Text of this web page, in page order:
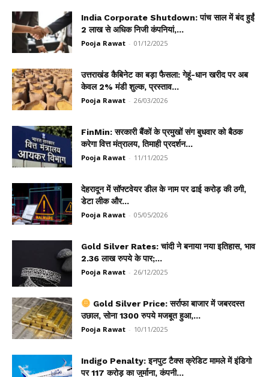
India Corporate Shutdown: पांच साल में बंद हुईं
2 लाख से अधिक निजी कंपनियां,...
Pooja Rawat - 01/12/2025
उत्तराखंड कैबिनेट का बड़ा फैसला: गेहूं-धान खरीद पर अब
केवल 2% मंडी शुल्क, प्रस्ताव...
Pooja Rawat - 26/03/2026
FinMin: सरकारी बैंकों के प्रमुखों संग बुधवार को बैठक
करेगा वित्त मंत्रालय, तिमाही प्रदर्शन...
Pooja Rawat - 11/11/2025
देहरादून में सॉफ्टवेयर डील के नाम पर ढाई करोड़ की ठगी,
डेटा लीक और...
Pooja Rawat - 05/05/2026
Gold Silver Rates: चांदी ने बनाया नया इतिहास, भाव
2.36 लाख रुपये के पार;...
Pooja Rawat - 26/12/2025
Gold Silver Price: सर्राफा बाजार में जबरदस्त
उछाल, सोना 1300 रुपये मजबूत हुआ,...
Pooja Rawat - 10/11/2025
Indigo Penalty: इनपुट टैक्स क्रेडिट मामले में इंडिगो
पर ₹117 करोड़ का जुर्माना, कंपनी...